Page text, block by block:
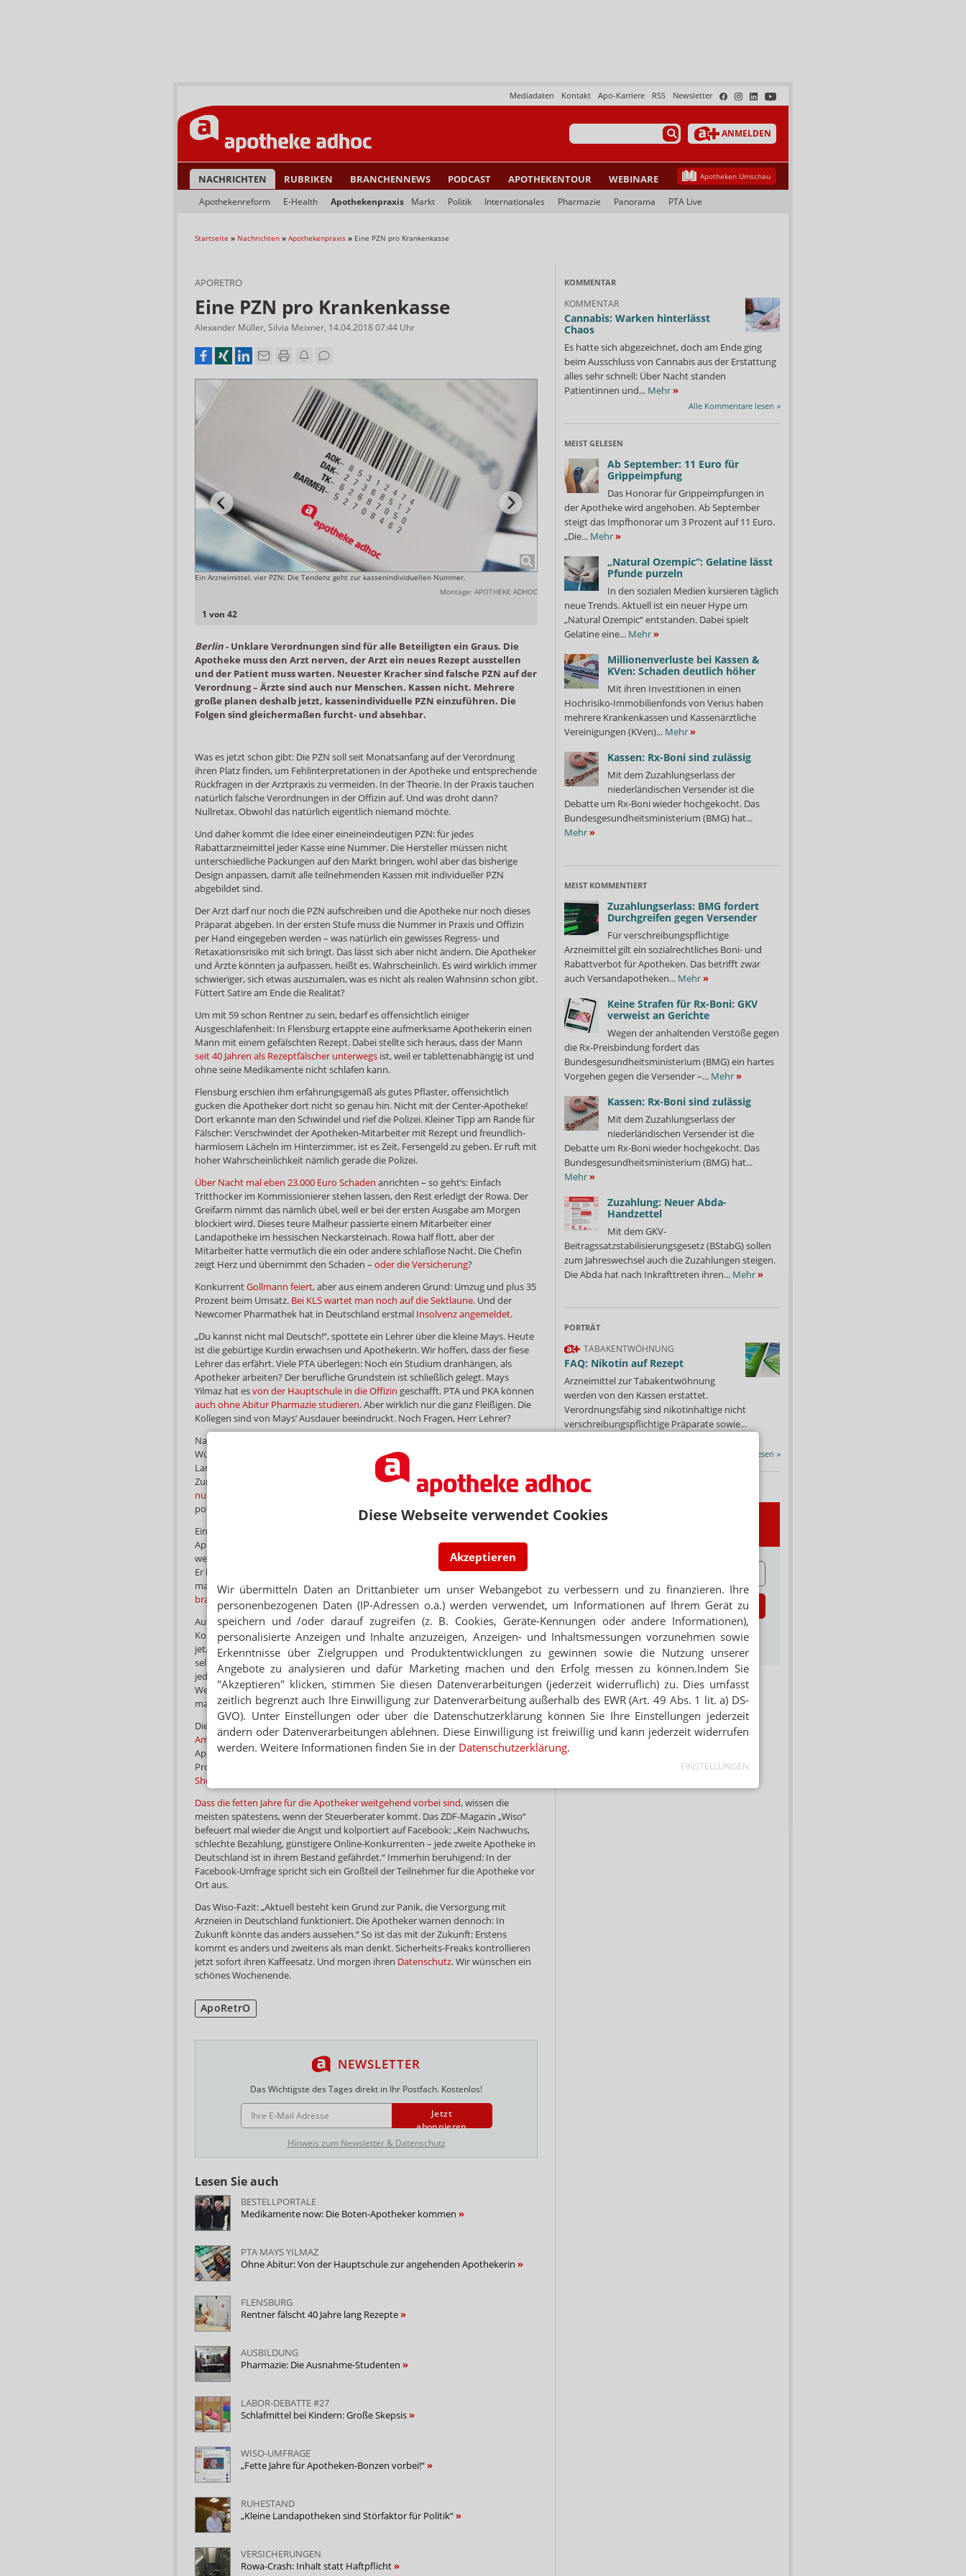
Diese Webseite verwendet Cookies
Akzeptieren
Wir übermitteln Daten an Drittanbieter um unser Webangebot zu verbessern und zu finanzieren. Ihre
personenbezogenen Daten (IP-Adressen o.ä.) werden verwendet, um Informationen auf Ihrem Gerät zu
speichern und /oder darauf zugreifen (z. B. Cookies, Geräte-Kennungen oder andere Informationen),
personalisierte Anzeigen und Inhalte anzuzeigen, Anzeigen- und Inhaltsmessungen vorzunehmen sowie
Erkenntnisse über Zielgruppen und Produktentwicklungen zu gewinnen sowie die Nutzung unserer
Angebote zu analysieren und dafür Marketing machen und den Erfolg messen zu können.Indem Sie
"Akzeptieren" klicken, stimmen Sie diesen Datenverarbeitungen (jederzeit widerruflich) zu. Dies umfasst
zeitlich begrenzt auch Ihre Einwilligung zur Datenverarbeitung außerhalb des EWR (Art. 49 Abs. 1 lit. a) DS-
GVO). Unter Einstellungen oder über die Datenschutzerklärung können Sie Ihre Einstellungen jederzeit
ändern oder Datenverarbeitungen ablehnen. Diese Einwilligung ist freiwillig und kann jederzeit widerrufen
werden. Weitere Informationen finden Sie in der Datenschutzerklärung.
EINSTELLUNGEN
Newsletter
RSS
Apo-Karriere
Kontakt
Mediadaten
ANMELDEN
NACHRICHTEN RUBRIKEN BRANCHENNEWS PODCAST APOTHEKENTOUR WEBINARE Apotheken Umschau
Apothekenreform E-Health Apothekenpraxis Markt Politik Internationales Pharmazie Panorama PTA Live
Startseite » Nachrichten » Apothekenpraxis » Eine PZN pro Krankenkasse
APORETRO
Eine PZN pro Krankenkasse
Alexander Müller, Silvia Meixner, 14.04.2018 07:44 Uhr
1 von 42
Ein Arzneimittel, vier PZN: Die Tendenz geht zur kassenindividuellen Nummer.
Montage: APOTHEKE ADHOC
Auslöser für das ganze Wirrwarr: Falsche PZN! Pantoprazol 40 mg ist namentlich verordnet, aber
die PZN für 20 mg aufgedruckt.
Berlin- Unklare Verordnungen sind für alle Beteiligten ein Graus. Die
Apotheke muss den Arzt nerven, der Arzt ein neues Rezept ausstellen
und der Patient muss warten. Neuester Kracher sind falsche PZN auf der
Verordnung – Ärzte sind auch nur Menschen. Kassen nicht. Mehrere
große planen deshalb jetzt, kassenindividuelle PZN einzuführen. Die
Folgen sind gleichermaßen furcht- und absehbar.
Was es jetzt schon gibt: Die PZN soll seit Monatsanfang auf der Verordnung
ihren Platz finden, um Fehlinterpretationen in der Apotheke und entsprechende
Rückfragen in der Arztpraxis zu vermeiden. In der Theorie. In der Praxis tauchen
natürlich falsche Verordnungen in der Offizin auf. Und was droht dann?
Nullretax. Obwohl das natürlich eigentlich niemand möchte.
Und daher kommt die Idee einer eineineindeutigen PZN: für jedes
Rabattarzneimittel jeder Kasse eine Nummer. Die Hersteller müssen nicht
unterschiedliche Packungen auf den Markt bringen, wohl aber das bisherige
Design anpassen, damit alle teilnehmenden Kassen mit individueller PZN
abgebildet sind.
Der Arzt darf nur noch die PZN aufschreiben und die Apotheke nur noch dieses
Präparat abgeben. In der ersten Stufe muss die Nummer in Praxis und Offizin
per Hand eingegeben werden – was natürlich ein gewisses Regress- und
Retaxationsrisiko mit sich bringt. Das lässt sich aber nicht ändern. Die Apotheker
und Ärzte könnten ja aufpassen, heißt es. Wahrscheinlich. Es wird wirklich immer
schwieriger, sich etwas auszumalen, was es nicht als realen Wahnsinn schon gibt.
Füttert Satire am Ende die Realität?
Um mit 59 schon Rentner zu sein, bedarf es offensichtlich einiger
Ausgeschlafenheit: In Flensburg ertappte eine aufmerksame Apothekerin einen
Mann mit einem gefälschten Rezept. Dabei stellte sich heraus, dass der Mann
seit 40 Jahren als Rezeptfälscher unterwegs ist, weil er tablettenabhängig ist und
ohne seine Medikamente nicht schlafen kann.
Flensburg erschien ihm erfahrungsgemäß als gutes Pflaster, offensichtlich
gucken die Apotheker dort nicht so genau hin. Nicht mit der Center-Apotheke!
Dort erkannte man den Schwindel und rief die Polizei. Kleiner Tipp am Rande für
Fälscher: Verschwindet der Apotheken-Mitarbeiter mit Rezept und freundlich-
harmlosem Lächeln im Hinterzimmer, ist es Zeit, Fersengeld zu geben. Er ruft mit
hoher Wahrscheinlichkeit nämlich gerade die Polizei.
Über Nacht mal eben 23.000 Euro Schaden anrichten – so geht‘s: Einfach
Tritthocker im Kommissionierer stehen lassen, den Rest erledigt der Rowa. Der
Greifarm nimmt das nämlich übel, weil er bei der ersten Ausgabe am Morgen
blockiert wird. Dieses teure Malheur passierte einem Mitarbeiter einer
Landapotheke im hessischen Neckarsteinach. Rowa half flott, aber der
Mitarbeiter hatte vermutlich die ein oder andere schlaflose Nacht. Die Chefin
zeigt Herz und übernimmt den Schaden – oder die Versicherung?
KonkurrentGollmann feiert, aber aus einem anderen Grund: Umzug und plus 35
Prozent beim Umsatz. Bei KLS wartet man noch auf die Sektlaune. Und der
Newcomer Pharmathek hat in Deutschland erstmal Insolvenz angemeldet.
„Du kannst nicht mal Deutsch!“, spottete ein Lehrer über die kleine Mays. Heute
ist die gebürtige Kurdin erwachsen und Apothekerin. Wir hoffen, dass der fiese
Lehrer das erfährt. Viele PTA überlegen: Noch ein Studium dranhängen, als
Apotheker arbeiten? Der berufliche Grundstein ist schließlich gelegt. Mays
Yilmaz hat esvon der Hauptschule in die Offizin geschafft. PTA und PKA können
auch ohne Abitur Pharmazie studieren. Aber wirklich nur die ganz Fleißigen. Die
Kollegen sind von Mays‘ Ausdauer beeindruckt. Noch Fragen, Herr Lehrer?
Nachfolgersuche, die 123.008. Folge. Rolf-Dieter Schaetzle aus Baden-
Württemberg will in Rente gehen und findet keinen Interessenten für seine
Landapotheke. Dabei ist alles da und auch Umsatz und Gewinn sind ordentlich.
Zum Abschied gibt‘s Kritik in Richtung Politik:„Für die sind wir Landapotheker
nur ein Störfaktor.“
Er glaubt an Gaiberg, seine Linden-Apotheke und die 2300
potenziellen Kunden. Wer es auch tut, sollte ihn umgehend kontaktieren.
Eine andere Apotheke ist leider schon weg – gerade hat Sebastian Müller seine
Apotheken in Richrath und Düsseldorf an Thomas Reipen abgegeben. Der Liebe
wegen, es zieht ihn samt schwangerer Ehefrau in deren Heimat Niedersachsen.
Er hat die Apotheke in dritter Generation betrieben, da wurde ihm und so
manchem Stammkunden das Herz schwer.Aber auch ein Apothekerherz
braucht eine Heimat
und muss wissen, wo es hingehört.
Auf die Plätze, fertig, Medikamente now! Statt sich vor Angst vor der Online-
Konkurrenz unter dem HV-Tisch zu verstecken, haben vier smarte Apotheker
jetzt
die Bestellplattform Medikamente now gegründet. Sie treten sehr
selbstbewusst auf, aber das machen die anderen ja auch. Mitmachen kann nicht
jeder, nur „leistungsstarke“ Apotheken sind für 149 Euro im Monat willkommen.
Wer dem Doc Paroli bieten will, muss die Ziele eben hoch stecken, sonst kann
man es gleich sein lassen.
Dieweil ist Marketing-Experte Fabian Kaske aus München davon überzeugt,
dass
Amazon sich zeitnah die Shop-Apotheke einverleiben wird . Weshalb man als
Apotheker gleich noch mal in Ruhe über Medikamente now oder vergleichbare
Projekte nachdenken sollte. Shop-Apotheke selbst hat auch
Shoppingtour
Dass die fetten Jahre für die Apotheker weitgehend vorbei sind, wissen die
meisten spätestens, wenn der Steuerberater kommt. Das ZDF-Magazin „Wiso“
befeuert mal wieder die Angst und kolportiert auf Facebook: „Kein Nachwuchs,
schlechte Bezahlung, günstigere Online-Konkurrenten – jede zweite Apotheke in
Deutschland ist in ihrem Bestand gefährdet.“ Immerhin beruhigend: In der
Facebook-Umfrage spricht sich ein Großteil der Teilnehmer für die Apotheke vor
Ort aus.
Das Wiso-Fazit: „Aktuell besteht kein Grund zur Panik, die Versorgung mit
Arzneien in Deutschland funktioniert. Die Apotheker warnen dennoch: In
Zukunft könnte das anders aussehen.“ So ist das mit der Zukunft: Erstens
kommt es anders und zweitens als man denkt. Sicherheits-Freaks kontrollieren
jetzt sofort ihren Kaffeesatz. Und morgen ihren Datenschutz. Wir wünschen ein
schönes Wochenende.
ApoRetrO
NEWSLETTER
Das Wichtigste des Tages direkt in Ihr Postfach. Kostenlos!
E-MAIL ADRESSE
Jetzt
abonnieren
Hinweis zum Newsletter & Datenschutz
Lesen Sie auch
BESTELLPORTALE
Medikamente now: Die Boten-Apotheker kommen
PTA MAYS YILMAZ
Ohne Abitur: Von der Hauptschule zur angehenden Apothekerin
FLENSBURG
Rentner fälscht 40 Jahre lang Rezepte
AUSBILDUNG
Pharmazie: Die Ausnahme-Studenten
LABOR-DEBATTE #27
Schlafmittel bei Kindern: Große Skepsis
WISO-UMFRAGE
„Fette Jahre für Apotheken-Bonzen vorbei!“
RUHESTAND
„Kleine Landapotheken sind Störfaktor für Politik“
VERSICHERUNGEN
Rowa-Crash: Inhalt statt Haftpflicht
KOMMENTAR
KOMMENTAR
Cannabis: Warken hinterlässt
Chaos
Es hatte sich abgezeichnet, doch am Ende ging
beim Ausschluss von Cannabis aus der Erstattung
alles sehr schnell: Über Nacht standen
Patientinnen und... Mehr»
Alle Kommentare lesen »
MEIST GELESEN
Ab September: 11 Euro für
Grippeimpfung
Das Honorar für Grippeimpfungen in
der Apotheke wird angehoben. Ab September
steigt das Impfhonorar um 3 Prozent auf 11 Euro.
„Die... Mehr»
„Natural Ozempic“: Gelatine lässt
Pfunde purzeln
In den sozialen Medien kursieren täglich
neue Trends. Aktuell ist ein neuer Hype um
„Natural Ozempic“ entstanden. Dabei spielt
Gelatine eine... Mehr»
Millionenverluste bei Kassen &
KVen: Schaden deutlich höher
Mit ihren Investitionen in einen
Hochrisiko-Immobilienfonds von Verius haben
mehrere Krankenkassen und Kassenärztliche
Vereinigungen (KVen)... Mehr»
Kassen: Rx-Boni sind zulässig
Mit dem Zuzahlungserlass der
niederländischen Versender ist die
Debatte um Rx-Boni wieder hochgekocht. Das
Bundesgesundheitsministerium (BMG) hat...
Mehr»
MEIST KOMMENTIERT
Zuzahlungserlass: BMG fordert
Durchgreifen gegen Versender
Für verschreibungspflichtige
Arzneimittel gilt ein sozialrechtliches Boni- und
Rabattverbot für Apotheken. Das betrifft zwar
auch Versandapotheken... Mehr»
Keine Strafen für Rx-Boni: GKV
verweist an Gerichte
Wegen der anhaltenden Verstöße gegen
die Rx-Preisbindung fordert das
Bundesgesundheitsministerium (BMG) ein hartes
Vorgehen gegen die Versender –... Mehr»
Kassen: Rx-Boni sind zulässig
Mit dem Zuzahlungserlass der
niederländischen Versender ist die
Debatte um Rx-Boni wieder hochgekocht. Das
Bundesgesundheitsministerium (BMG) hat...
Mehr»
Zuzahlung: Neuer Abda-
Handzettel
Mit dem GKV-
Beitragssatzstabilisierungsgesetz (BStabG) sollen
zum Jahreswechsel auch die Zuzahlungen steigen.
Die Abda hat nach Inkrafttreten ihren... Mehr»
PORTRÄT
TABAKENTWÖHNUNG
FAQ: Nikotin auf Rezept
Arzneimittel zur Tabakentwöhnung
werden von den Kassen erstattet.
Verordnungsfähig sind nikotinhaltige nicht
verschreibungspflichtige Präparate sowie...
Alle Porträts lesen »
Jetzt abonnieren
Hinweis zum Newsletter &
Datenschutz